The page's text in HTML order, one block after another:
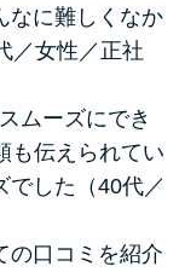
なに難しくなか
／女性／正社
ムーズにでき
も伝えられてい
でした（40代／
の口コミを紹介